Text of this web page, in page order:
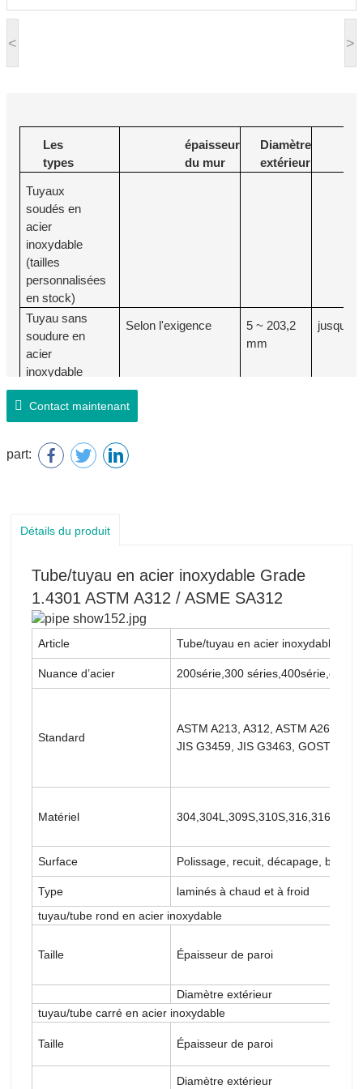
< >
Les
types
épaisseur
du mur
Diamètre
extérieur
Tuyaux
soudés en
acier
inoxydable
(tailles
personnalisées
en stock)
Tuyau sans
soudure en
acier
inoxydable
(taille
personnalisée)
Selon l'exigence
5 ~ 203,2
mm
jusqu'à
stock)
SCH 5 / SCH 10 /
SCH
160
Contact maintenant
part:
Détails du produit
Tube/tuyau en acier inoxydable Grade
1.4301 ASTM A312 / ASME SA312
Article Tube/tuyau en acier inoxydable
Nuance d’acier 200série,300 séries,400série,duplex
Standard
ASTM A213, A312, ASTM A269,
JIS G3459, JIS G3463, GOST9941,
Matériel
Surface Polissage, recuit, décapage, brillant
Type
laminés à chaud et à froid
tuyau/tube rond en acier inoxydable
Taille Épaisseur de paroi
Diamètre extérieur
tuyau/tube carré en acier inoxydable
Taille Épaisseur de paroi
Diamètre extérieur